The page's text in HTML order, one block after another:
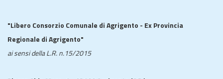
"Libero Consorzio Comunale di Agrigento - Ex Provincia
Regionale di Agrigento"
ai sensi della L.R. n.15/2015